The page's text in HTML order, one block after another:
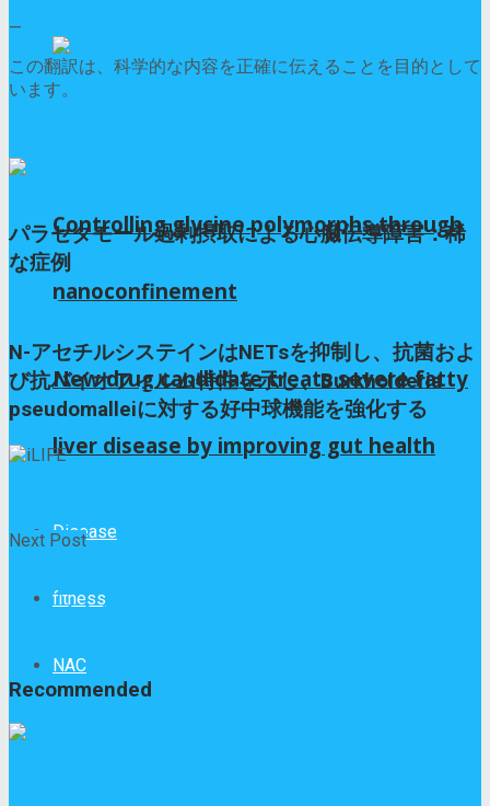
Controlling glycine polymorphs through
nanoconfinement
New drug candidate treats severe fatty
liver disease by improving gut health
Disease
fitness
NAC
—
この翻訳は、科学的な内容を正確に伝えることを目的として
います。
パラセタモール過剰摂取による心臓伝導障害：稀
な症例
Next Post
N-アセチルシステインはNETsを抑制し、抗菌およ
び抗バイオフィルム特性を示し、Burkholderia
pseudomalleiに対する好中球機能を強化する
Next Post
N-アセチルシステインはNETsを抑制し、抗菌およ
び抗バイオフィルム特性を示し、Burkholderia
Recommended